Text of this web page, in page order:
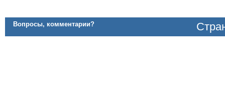
Вопросы, комментарии?